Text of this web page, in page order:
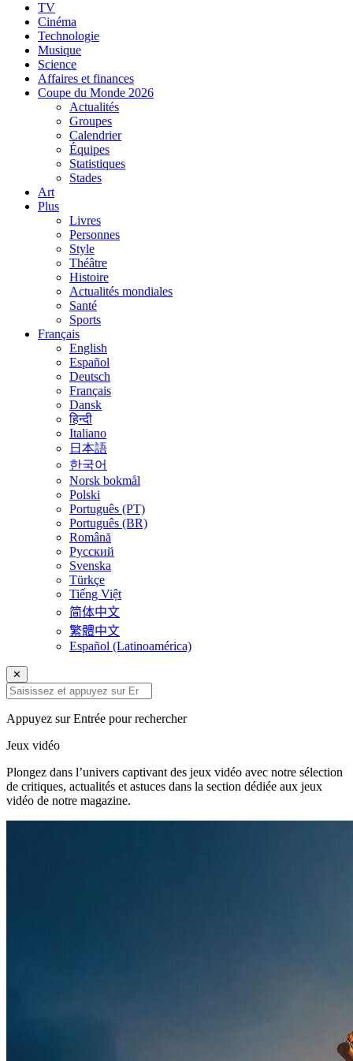
TV
Cinéma
Technologie
Musique
Science
Affaires et finances
Coupe du Monde 2026
Actualités
Groupes
Calendrier
Équipes
Statistiques
Stades
Art
Plus
Livres
Personnes
Style
Théâtre
Histoire
Actualités mondiales
Santé
Sports
Français
English
Español
Deutsch
Français
Dansk
हिन्दी
Italiano
日本語
한국어
Norsk bokmål
Polski
Português (PT)
Português (BR)
Română
Русский
Svenska
Türkçe
Tiếng Việt
简体中文
繁體中文
Español (Latinoamérica)
✕
Appuyez sur Entrée pour rechercher
Jeux vidéo
Plongez dans l’univers captivant des jeux vidéo avec notre sélection
de critiques, actualités et astuces dans la section dédiée aux jeux
vidéo de notre magazine.